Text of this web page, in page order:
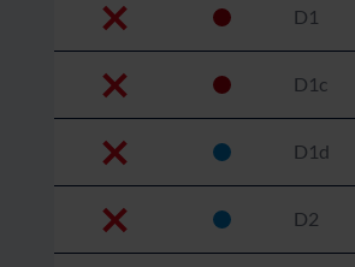
D1
D1c
D1d
D2